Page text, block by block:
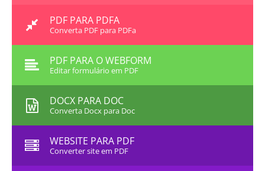
PDF PARA PDFA
Converta PDF para PDFa
PDF PARA O WEBFORM
Editar formulário em PDF
DOCX PARA DOC
Converta Docx para Doc
WEBSITE PARA PDF
Converter site em PDF